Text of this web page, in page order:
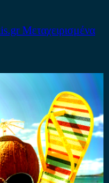
Μεταχειρισμένα